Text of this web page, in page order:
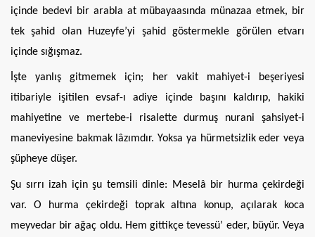
içinde bedevi bir arabla at mübayaasında münazaa etmek, bir
tek şahid olan Huzeyfe’yi şahid göstermekle görülen etvarı
içinde sığışmaz.
İşte yanlış gitmemek için; her vakit mahiyet-i beşeriyesi
itibariyle işitilen evsaf-ı adiye içinde başını kaldırıp, hakiki
mahiyetine ve mertebe-i risalette durmuş nurani şahsiyet-i
maneviyesine bakmak lâzımdır. Yoksa ya hürmetsizlik eder veya
şüpheye düşer.
Şu sırrı izah için şu temsili dinle: Meselâ bir hurma çekirdeği
var. O hurma çekirdeği toprak altına konup, açılarak koca
meyvedar bir ağaç oldu. Hem gittikçe tevessü’ eder, büyür. Veya